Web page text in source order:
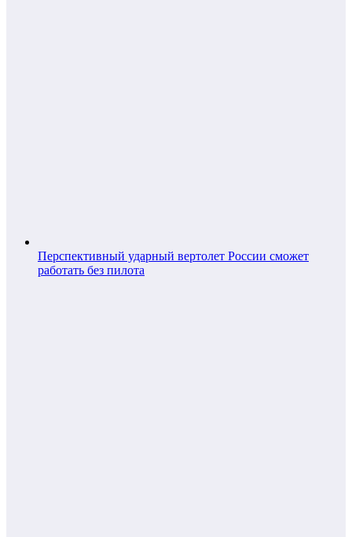
Перспективный ударный вертолет России сможет
работать без пилота